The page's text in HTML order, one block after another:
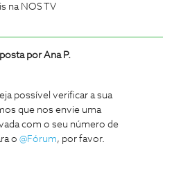
na NOS TV
porAna P.
possível verificar a sua
que nos envie uma
com o seu número de
o @Fórum, por favor.